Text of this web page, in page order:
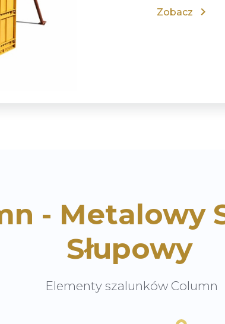
Zobacz
- Metalowy
Słupowy
Elementy szalunków Column